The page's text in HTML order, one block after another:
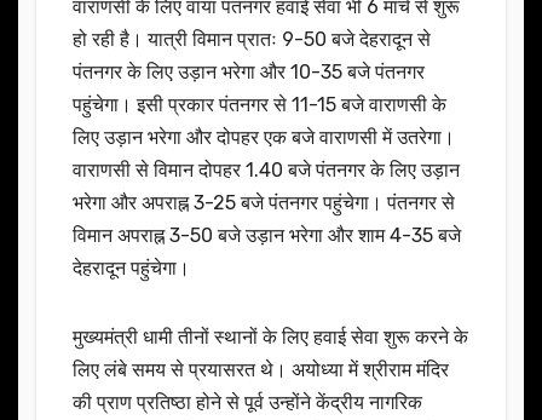
वाराणसी के लिए वाया पंतनगर हवाई सेवा भी 6 मार्च से शुरू
हो रही है। यात्री विमान प्रातः 9-50 बजे देहरादून से
पंतनगर के लिए उड़ान भरेगा और 10-35 बजे पंतनगर
पहुंचेगा। इसी प्रकार पंतनगर से 11-15 बजे वाराणसी के
लिए उड़ान भरेगा और दोपहर एक बजे वाराणसी में उतरेगा।
वाराणसी से विमान दोपहर 1.40 बजे पंतनगर के लिए उड़ान
भरेगा और अपराह्न 3-25 बजे पंतनगर पहुंचेगा। पंतनगर से
विमान अपराह्न 3-50 बजे उड़ान भरेगा और शाम 4-35 बजे
देहरादून पहुंचेगा।
मुख्यमंत्री धामी तीनों स्थानों के लिए हवाई सेवा शुरू करने के
लिए लंबे समय से प्रयासरत थे। अयोध्या में श्रीराम मंदिर
की प्राण प्रतिष्ठा होने से पूर्व उन्होंने केंद्रीय नागरिक